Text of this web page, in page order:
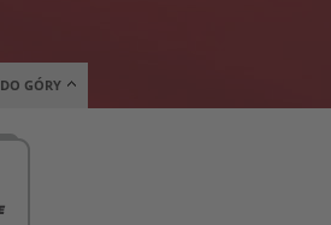
DO GÓRY